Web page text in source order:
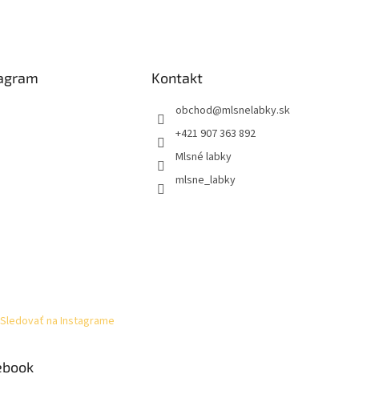
Sledovať na Instagrame
Kontakt
obchod@mlsnelabky.sk
+421 907 363 892
Mlsné labky
mlsne_labky